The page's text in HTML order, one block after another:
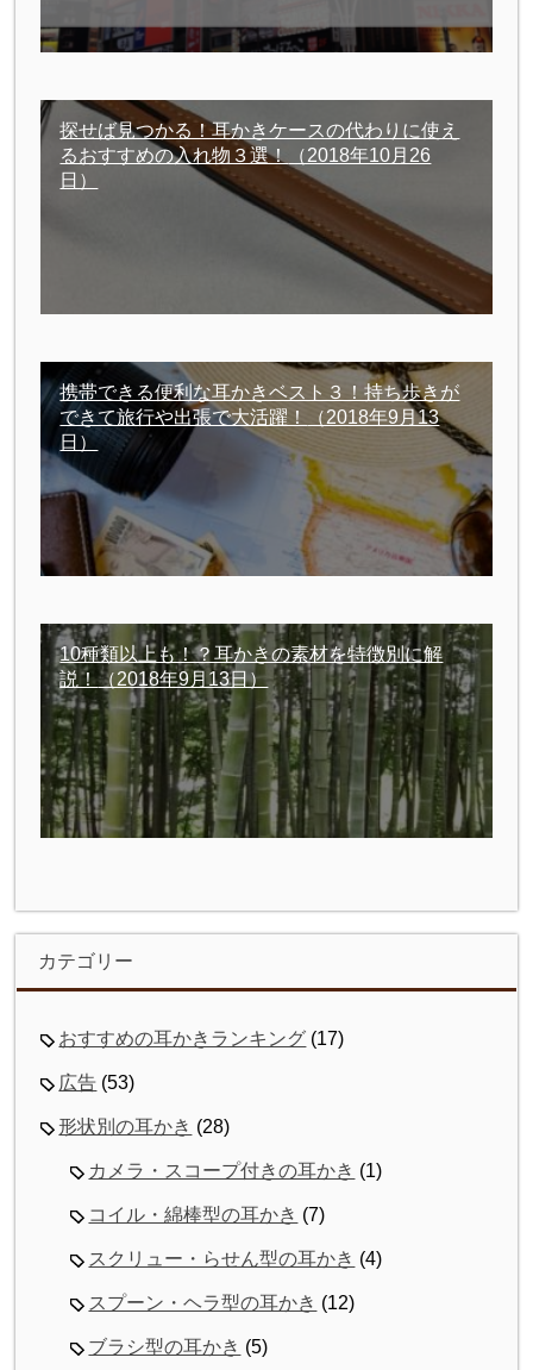
探せば見つかる！耳かきケースの代わりに使え
るおすすめの入れ物３選！
（2018年10月26
日）
携帯できる便利な耳かきベスト３！持ち歩きが
できて旅行や出張で大活躍！
（2018年9月13
日）
10種類以上も！？耳かきの素材を特徴別に解
説！（2018年9月13日）
カテゴリー
おすすめの耳かきランキング (17)
広告 (53)
形状別の耳かき (28)
カメラ・スコープ付きの耳かき (1)
コイル・綿棒型の耳かき (7)
スクリュー・らせん型の耳かき (4)
スプーン・ヘラ型の耳かき (12)
ブラシ型の耳かき (5)